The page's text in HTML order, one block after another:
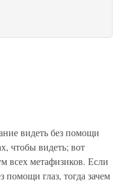
видеть без помощи
чтобы видеть; вот
всех метафизиков. Если
помощи глаз, тогда зачем